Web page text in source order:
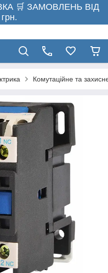
🛒 ЗАМОВЛЕНЬ ВІД
Комутаційне та